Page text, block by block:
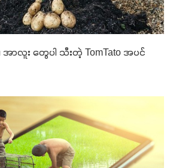
အာလူး တွေပါ သီးတဲ့ TomTato အပင်